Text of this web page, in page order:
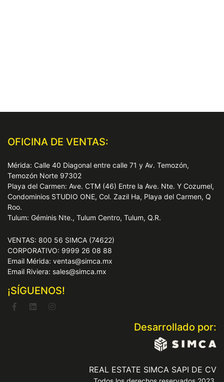
OFICINA DE VENTAS:
Mérida: Calle 40 Diagonal entre calle 71 y Av. Temozón,
Temozón Norte 97302
Playa del Carmen: Ave. CTM (46) Entre la Ave. Nte. Y Cozumel,
Condominios STUDIO ONE, Col. Zazil Ha, Playa del Carmen, Q
Roo.
Tulum: Géminis Nte., Tulum Centro, Tulum, Q.R.
VENTAS: 800 56 SIMCA (74622)
CORPORATIVO: 9999 26 08 88
Email Mérida: ventas@simca.mx
Email Riviera: sales@simca.mx
¡SÍGUENOS!
Desarrollado por:
REAL ESTATE SIMCA SAPI DE CV